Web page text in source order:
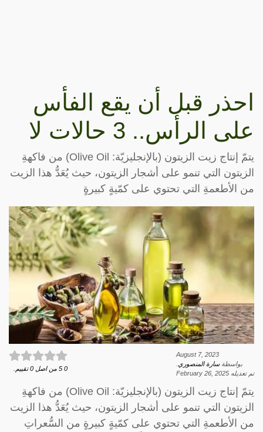
احذر قبل أن يقع الفأس
على الرأس.. 3 حالات لا
يتمّ إنتاج زيت الزيتون (بالإنجليزيّة: Olive Oil) من فاكهةِ
الزيتون التي تنمو على أشجار الزيتون، حيث يُعَدُّ هذا الزيت
من الأطعمةِ التي تحتوي على كمّيةٍ كبيرةٍ
August 7, 2023
بواسطةسارة المنصوري
تم تعديله February 26, 2025
0
5 من اصل 0 تقييم.
يتمّ إنتاج زيت الزيتون (بالإنجليزيّة: Olive Oil) من فاكهةِ
الزيتون التي تنمو على أشجار الزيتون، حيث يُعَدُّ هذا الزيت
من الأطعمةِ التي تحتوي على كمّيةٍ كبيرةٍ من السُّعراتِ